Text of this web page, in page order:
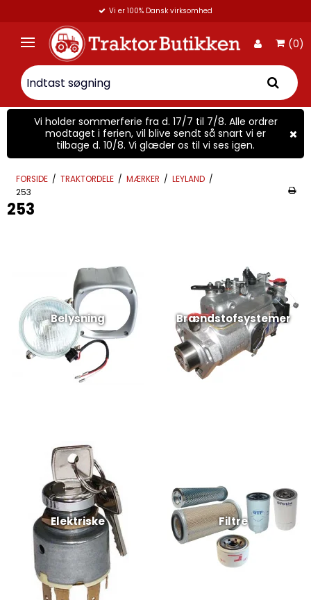
Vi er 100% Dansk virksomhed
(0)
Vi holder sommerferie fra d. 17/7 til 7/8. Alle ordrer
modtaget i ferien, vil blive sendt så snart vi er
tilbage d. 10/8. Vi glæder os til vi ses igen.
FORSIDE / TRAKTORDELE / MÆRKER / LEYLAND /
253
253
Belysning Brændstofsystemer
Elektriske Filtre